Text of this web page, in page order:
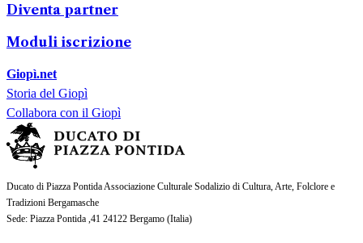
Diventa partner
Moduli iscrizione
Giopì.net
Storia del Giopì
Collabora con il Giopì
Ducato di Piazza Pontida Associazione Culturale Sodalizio di Cultura, Arte, Folclore e
Tradizioni Bergamasche
Sede: Piazza Pontida ,41 24122 Bergamo (Italia)